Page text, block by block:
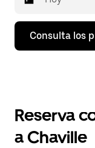
Pulsa
flecha
calendario
seleccionar
Consulta los
Reserva
a Chaville